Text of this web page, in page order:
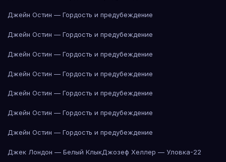
Джейн Остин — Гордость и предубеждение
Джейн Остин — Гордость и предубеждение
Джейн Остин — Гордость и предубеждение
Джейн Остин — Гордость и предубеждение
Джейн Остин — Гордость и предубеждение
Джейн Остин — Гордость и предубеждение
Джейн Остин — Гордость и предубеждение
Джек Лондон — Белый КлыкДжозеф Хеллер — Уловка-22